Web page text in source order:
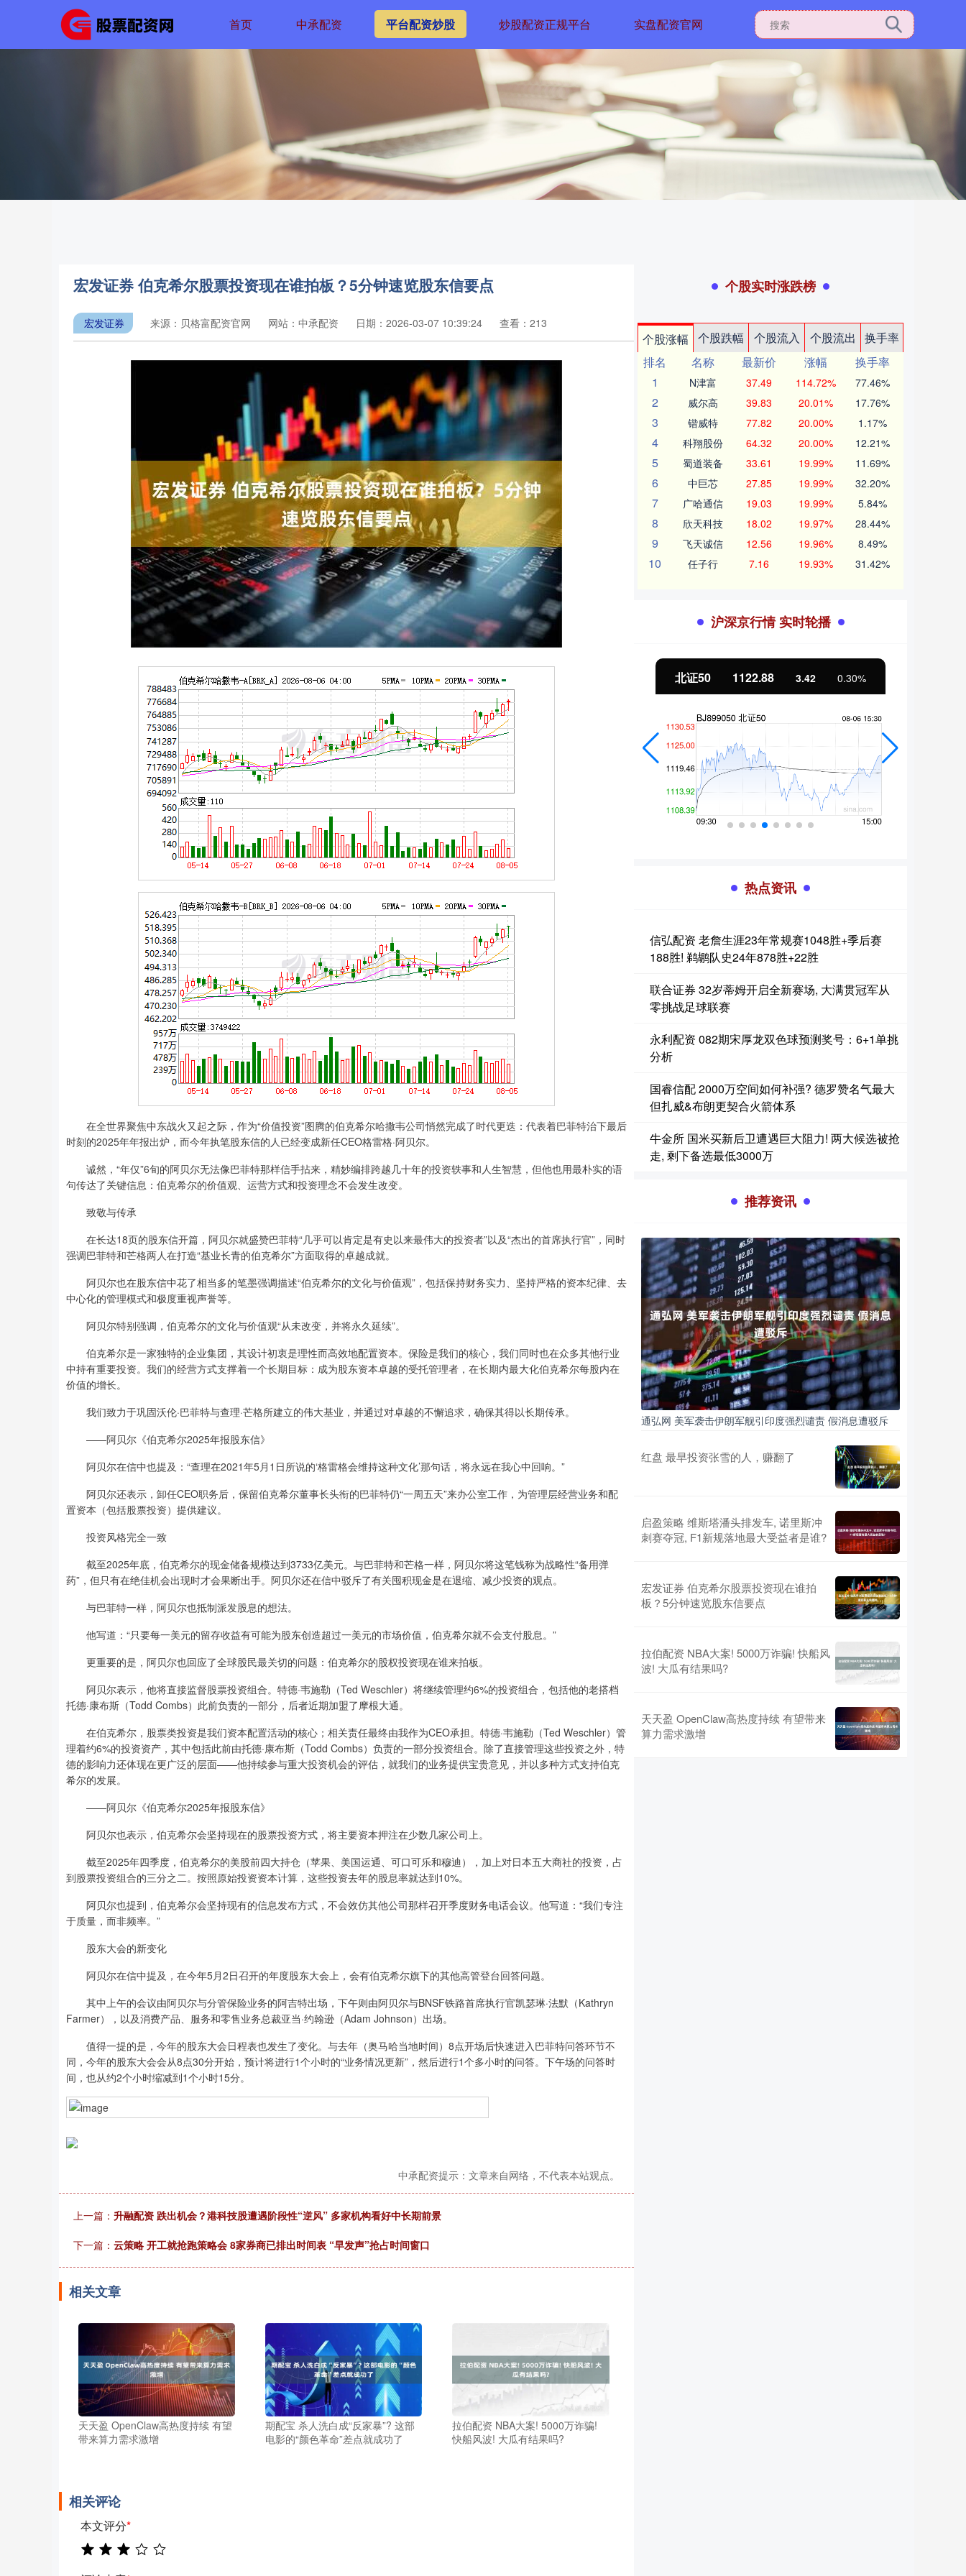
首页 中承配资 平台配资炒股 炒股配资正规平台 实盘配资官网
宏发证券 伯克希尔股票投资现在谁拍板？5分钟速览股东信要点
宏发证券 来源：贝格富配资官网 网站：中承配资 日期：2026-03-07 10:39:24 查看：213
在全世界聚焦中东战火又起之际，作为“价值投资”图腾的伯克希尔哈撒韦公司悄然完成了时代更迭：代表着巴菲特治下最后
时刻的2025年年报出炉，而今年执笔股东信的人已经变成新任CEO格雷格·阿贝尔。
诚然，“年仅”6旬的阿贝尔无法像巴菲特那样信手拈来，精妙编排跨越几十年的投资轶事和人生智慧，但他也用最朴实的语
句传达了关键信息：伯克希尔的价值观、运营方式和投资理念不会发生改变。
致敬与传承
在长达18页的股东信开篇，阿贝尔就盛赞巴菲特“几乎可以肯定是有史以来最伟大的投资者”以及“杰出的首席执行官”，同时
强调巴菲特和芒格两人在打造“基业长青的伯克希尔”方面取得的卓越成就。
阿贝尔也在股东信中花了相当多的笔墨强调描述“伯克希尔的文化与价值观”，包括保持财务实力、坚持严格的资本纪律、去
中心化的管理模式和极度重视声誉等。
阿贝尔特别强调，伯克希尔的文化与价值观“从未改变，并将永久延续”。
伯克希尔是一家独特的企业集团，其设计初衷是理性而高效地配置资本。保险是我们的核心，我们同时也在众多其他行业
中持有重要投资。我们的经营方式支撑着一个长期目标：成为股东资本卓越的受托管理者，在长期内最大化伯克希尔每股内在
价值的增长。
我们致力于巩固沃伦·巴菲特与查理·芒格所建立的伟大基业，并通过对卓越的不懈追求，确保其得以长期传承。
——阿贝尔《伯克希尔2025年报股东信》
阿贝尔在信中也提及：“查理在2021年5月1日所说的‘格雷格会维持这种文化’那句话，将永远在我心中回响。”
阿贝尔还表示，卸任CEO职务后，保留伯克希尔董事长头衔的巴菲特仍“一周五天”来办公室工作，为管理层经营业务和配
置资本（包括股票投资）提供建议。
投资风格完全一致
截至2025年底，伯克希尔的现金储备规模达到3733亿美元。与巴菲特和芒格一样，阿贝尔将这笔钱称为战略性“备用弹
药”，但只有在绝佳机会出现时才会果断出手。阿贝尔还在信中驳斥了有关囤积现金是在退缩、减少投资的观点。
与巴菲特一样，阿贝尔也抵制派发股息的想法。
他写道：“只要每一美元的留存收益有可能为股东创造超过一美元的市场价值，伯克希尔就不会支付股息。”
更重要的是，阿贝尔也回应了全球股民最关切的问题：伯克希尔的股权投资现在谁来拍板。
阿贝尔表示，他将直接监督股票投资组合。特德·韦施勒（Ted Weschler）将继续管理约6%的投资组合，包括他的老搭档
托德·康布斯（Todd Combs）此前负责的一部分，后者近期加盟了摩根大通。
在伯克希尔，股票类投资是我们资本配置活动的核心；相关责任最终由我作为CEO承担。特德·韦施勒（Ted Weschler）管
理着约6%的投资资产，其中包括此前由托德·康布斯（Todd Combs）负责的一部分投资组合。除了直接管理这些投资之外，特
德的影响力还体现在更广泛的层面——他持续参与重大投资机会的评估，就我们的业务提供宝贵意见，并以多种方式支持伯克
希尔的发展。
——阿贝尔《伯克希尔2025年报股东信》
阿贝尔也表示，伯克希尔会坚持现在的股票投资方式，将主要资本押注在少数几家公司上。
截至2025年四季度，伯克希尔的美股前四大持仓（苹果、美国运通、可口可乐和穆迪），加上对日本五大商社的投资，占
到股票投资组合的三分之二。按照原始投资资本计算，这些投资去年的股息率就达到10%。
阿贝尔也提到，伯克希尔会坚持现有的信息发布方式，不会效仿其他公司那样召开季度财务电话会议。他写道：“我们专注
于质量，而非频率。”
股东大会的新变化
阿贝尔在信中提及，在今年5月2日召开的年度股东大会上，会有伯克希尔旗下的其他高管登台回答问题。
其中上午的会议由阿贝尔与分管保险业务的阿吉特出场，下午则由阿贝尔与BNSF铁路首席执行官凯瑟琳·法默（Kathryn
Farmer），以及消费产品、服务和零售业务总裁亚当·约翰逊（Adam Johnson）出场。
值得一提的是，今年的股东大会日程表也发生了变化。与去年（奥马哈当地时间）8点开场后快速进入巴菲特问答环节不
同，今年的股东大会会从8点30分开始，预计将进行1个小时的“业务情况更新”，然后进行1个多小时的问答。下午场的问答时
间，也从约2个小时缩减到1个小时15分。
中承配资提示：文章来自网络，不代表本站观点。
上一篇： 升融配资 跌出机会？港科技股遭遇阶段性“逆风” 多家机构看好中长期前景
下一篇： 云策略 开工就抢跑策略会 8家券商已排出时间表 “早发声”抢占时间窗口
相关文章
天天盈 OpenClaw高热度持续 有望
带来算力需求激增
期配宝 杀人洗白成“反家暴”? 这部
电影的“颜色革命”差点就成功了
拉伯配资 NBA大案! 5000万诈骗!
快船风波! 大瓜有结果吗?
相关评论
本文评分*
个股实时涨跌榜
个股涨幅 个股跌幅 个股流入 个股流出
换手率
排名
名称 最新价 涨幅
换手率
1
N津富 37.49 114.72% 77.46%
2 威尔高 39.83 20.01% 17.76%
3 锴威特 77.82 20.00% 1.17%
4 科翔股份 64.32 20.00% 12.21%
5 蜀道装备 33.61 19.99% 11.69%
6 中巨芯 27.85 19.99% 32.20%
7 广哈通信 19.03 19.99% 5.84%
8 欣天科技 18.02 19.97% 28.44%
9 飞天诚信 12.56 19.96% 8.49%
10 任子行 7.16 19.93% 31.42%
沪深京行情 实时轮播
14110.12 -34.08 -0.24% 沪深300 4651.31 北证50 1122.88 3.42 0.30%
热点资讯
信弘配资 老詹生涯23年常规赛1048胜+季后赛
188胜! 鹈鹕队史24年878胜+22胜
联合证券 32岁蒂姆开启全新赛场, 大满贯冠军从
零挑战足球联赛
永利配资 082期宋厚龙双色球预测奖号：6+1单挑
分析
国睿信配 2000万空间如何补强? 德罗赞名气最大
但扎威&布朗更契合火箭体系
牛金所 国米买新后卫遭遇巨大阻力! 两大候选被抢
走, 剩下备选最低3000万
推荐资讯
通弘网 美军袭击伊朗军舰引印度强烈谴责 假消息遭驳斥
红盘 最早投资张雪的人，赚翻了
启盈策略 维斯塔潘头排发车, 诺里斯冲
刺赛夺冠, F1新规落地最大受益者是谁?
宏发证券 伯克希尔股票投资现在谁拍
板？5分钟速览股东信要点
拉伯配资 NBA大案! 5000万诈骗! 快船风
波! 大瓜有结果吗?
天天盈 OpenClaw高热度持续 有望带来
算力需求激增